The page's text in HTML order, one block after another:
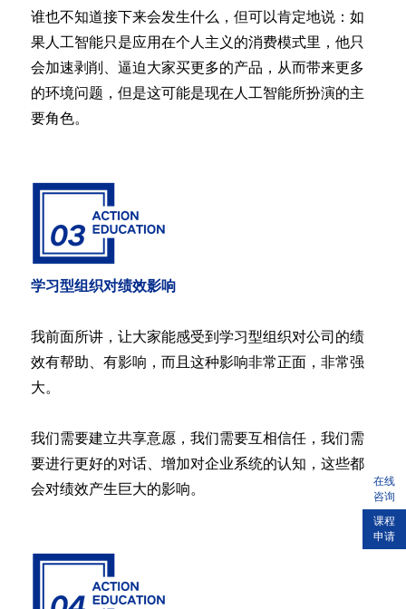
谁也不知道接下来会发生什么，但可以肯定地说：如
果人工智能只是应用在个人主义的消费模式里，他只
会加速剥削、逼迫大家买更多的产品，从而带来更多
的环境问题，但是这可能是现在人工智能所扮演的主
要角色。
学习型组织对绩效影响
我前面所讲，让大家能感受到学习型组织对公司的绩
效有帮助、有影响，而且这种影响非常正面，非常强
大。
我们需要建立共享意愿，我们需要互相信任，我们需
要进行更好的对话、增加对企业系统的认知，这些都
会对绩效产生巨大的影响。
在线
咨询
课程
申请